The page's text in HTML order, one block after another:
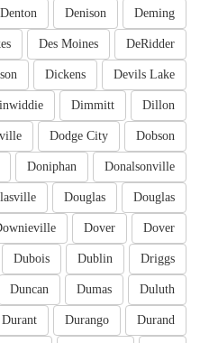
Deming
Denison
Denton
DeRidder
Des Moines
Devils Lake
Dickens
Dillon
Dimmitt
Dobson
Dodge City
Donalsonville
Doniphan
Douglas
Douglas
Dover
Dover
Driggs
Dublin
Dubois
Duluth
Dumas
Duncan
Durand
Durango
Durant